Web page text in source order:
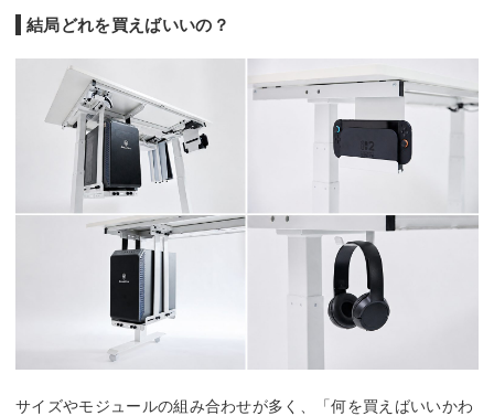
結局どれを買えばいいの？
サイズやモジュールの組み合わせが多く、「何を買えばいいかわ